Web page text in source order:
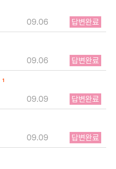
09.06 답변완료
09.06 답변완료
1
09.09 답변완료
09.09 답변완료